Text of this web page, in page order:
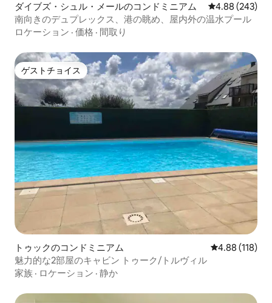
ダイブズ・シュル・メールのコンドミニアム レビュー243
4.88 (243)
南向きのデュプレックス、港の眺め、屋内外の温水プール
ロケーション · 価格 · 間取り
ゲストチョイス
ゲストチョイス
トゥックのコンドミニアム レビュー118
4.88 (118)
魅力的な2部屋のキャビン トゥーク/トルヴィル
家族 · ロケーション · 静か